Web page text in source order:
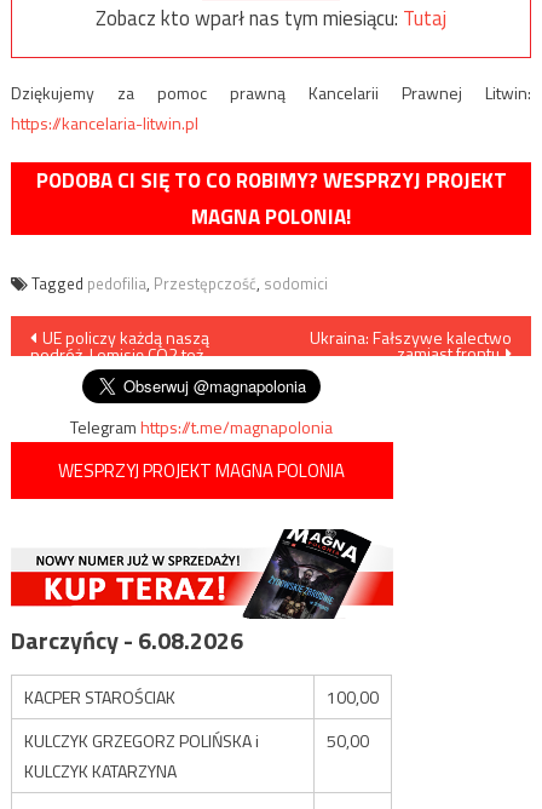
Zobacz kto wparł nas tym miesiącu: Tutaj
Dziękujemy za pomoc prawną Kancelarii Prawnej Litwin:
https://kancelaria-litwin.pl
PODOBA CI SIĘ TO CO ROBIMY? WESPRZYJ PROJEKT
MAGNA POLONIA!
Tagged pedofilia, Przestępczość, sodomici
Nawigacja
wpisu
UE policzy każdą naszą
podróż. I emisję CO2 też
Ukraina: Fałszywe kalectwo
zamiast frontu
Telegramhttps://t.me/magnapolonia
WESPRZYJ PROJEKT MAGNA POLONIA
Darczyńcy - 6.08.2026
KACPER STAROŚCIAK
100,00
KULCZYK GRZEGORZ POLIŃSKA i
KULCZYK KATARZYNA
50,00